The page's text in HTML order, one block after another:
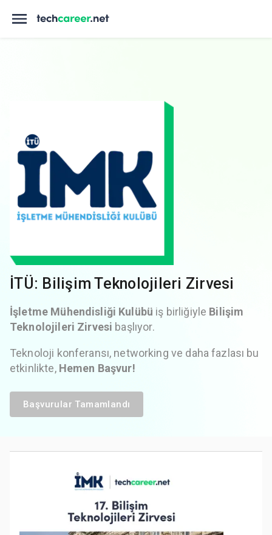
İTÜ: Bilişim Teknolojileri Zirvesi
İşletme Mühendisliği Kulübü iş birliğiyle Bilişim
Teknolojileri Zirvesi başlıyor.
Teknoloji konferansı, networking ve daha fazlası bu
etkinlikte, Hemen Başvur!
Başvurular Tamamlandı